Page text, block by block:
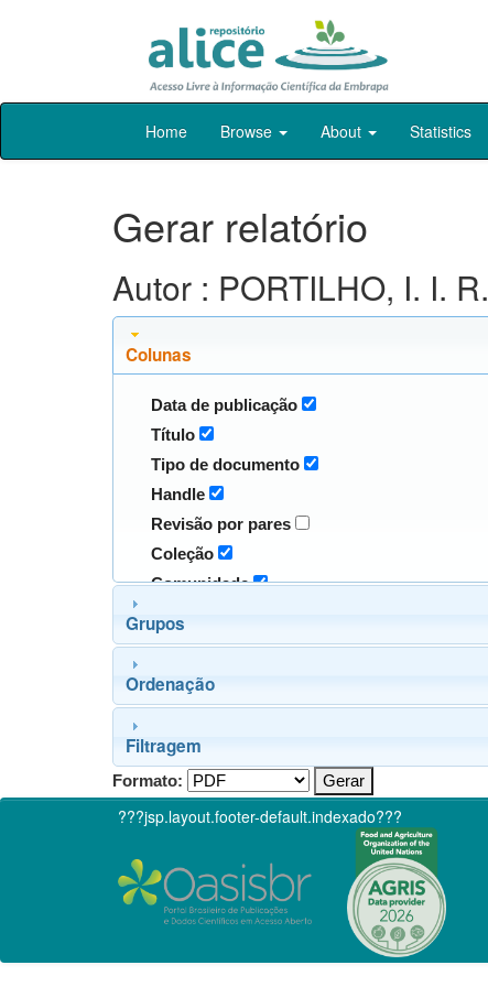
Skip
Home Browse About Statistics
Gerar relatório
Autor : PORTILHO, I. I. R.
Colunas
Data de publicação
Título
Tipo de documento
Handle
Revisão por pares
Coleção
Comunidade
Grupos
Ordenação
Filtragem
Formato:
???jsp.layout.footer-default.indexado???